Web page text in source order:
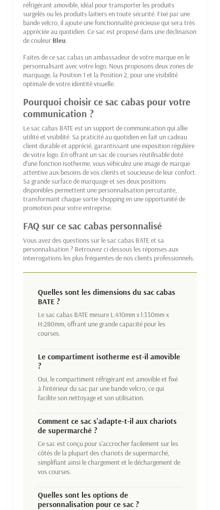
réfrigérant amovible, idéal pour transporter les produits
surgelés ou les produits laitiers en toute sécurité. Fixé par une
bande velcro, il ajoute une fonctionnalité précieuse qui sera très
appréciée au quotidien. Ce sac est proposé dans une déclinaison
de couleur Bleu.
Faites de ce sac cabas un ambassadeur de votre marque en le
personnalisant avec votre logo. Nous proposons deux zones de
marquage, la Position 1 et la Position 2, pour une visibilité
optimale de votre identité visuelle.
Pourquoi choisir ce sac cabas pour votre
communication ?
Le sac cabas BATE est un support de communication qui allie
utilité et visibilité. Sa praticité au quotidien en fait un cadeau
client durable et apprécié, garantissant une exposition régulière
de votre logo. En offrant un sac de courses réutilisable doté
d'une fonction isotherme, vous véhiculez une image de marque
attentive aux besoins de vos clients et soucieuse de leur confort.
Sa grande surface de marquage et ses deux positions
disponibles permettent une personnalisation percutante,
transformant chaque sortie shopping en une opportunité de
promotion pour votre entreprise.
FAQ sur ce sac cabas personnalisé
Vous avez des questions sur le sac cabas BATE et sa
personnalisation ? Retrouvez ci-dessous les réponses aux
interrogations les plus fréquentes de nos clients professionnels.
Quelles sont les dimensions du sac cabas
BATE ?
Le sac cabas BATE mesure L:410mm x l:330mm x
H:280mm, offrant une grande capacité pour les
courses.
Le compartiment isotherme est-il amovible
?
Oui, le compartiment réfrigérant est amovible et fixé
à l'intérieur du sac par une bande velcro, ce qui
facilite son nettoyage et son utilisation.
Comment ce sac s'adapte-t-il aux chariots
de supermarché ?
Ce sac est conçu pour s'accrocher facilement sur les
côtés de la plupart des chariots de supermarché,
simplifiant ainsi le chargement et le déchargement de
vos courses.
Quelles sont les options de
personnalisation pour ce sac ?